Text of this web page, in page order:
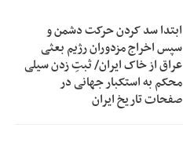
ابتدا سد کردن حرکت دشمن و
سپس اخراج مزدوران رژیم بعثی
عراق از خاک ایران/ ثبتِ زدن سیلی
محکم به استکبار جهانی در
صفحات تاریخ ایران